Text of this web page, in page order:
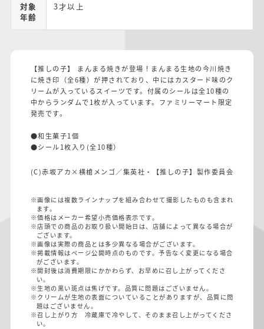
対象
年齢
3才以上
【推しの子】 まんまる焼きが登場！まんまる生地の今川焼き
に焼き印（全6種）が押されており、中にはカスタード味のク
リームが入っているスイーツです。付属のシールは全10種の
中からランダムで1枚が入っています。ファミリーマート限定
発売です。
●和生菓子1個
●シール1枚入り(全10種）
(C)赤坂アカ×横槍メンゴ／集英社・【推しの子】製作委員会
※画像には複数ラインナップを組み合わせて撮影したものも含まれ
ます。
※価格はメーカー希望小売価格表示です。
※店頭での商品のお取り扱い開始日は、店舗によって異なる場合が
ございます。
※画像は実際の商品とは多少異なる場合がございます。
※掲載情報はページ公開時点のものです。予告なく変更になる場合
がございます。
※開封後は消費期限にかかわらず、お早めに召し上がってくださ
い。
※生地の黒い斑点は焦げです。品質に問題はございません。
※クリームが生地の表面についていることがありますが、品質に問
題はございません。
※召し上がり方 冷蔵庫で冷やして、そのまま召し上がってくださ
い。